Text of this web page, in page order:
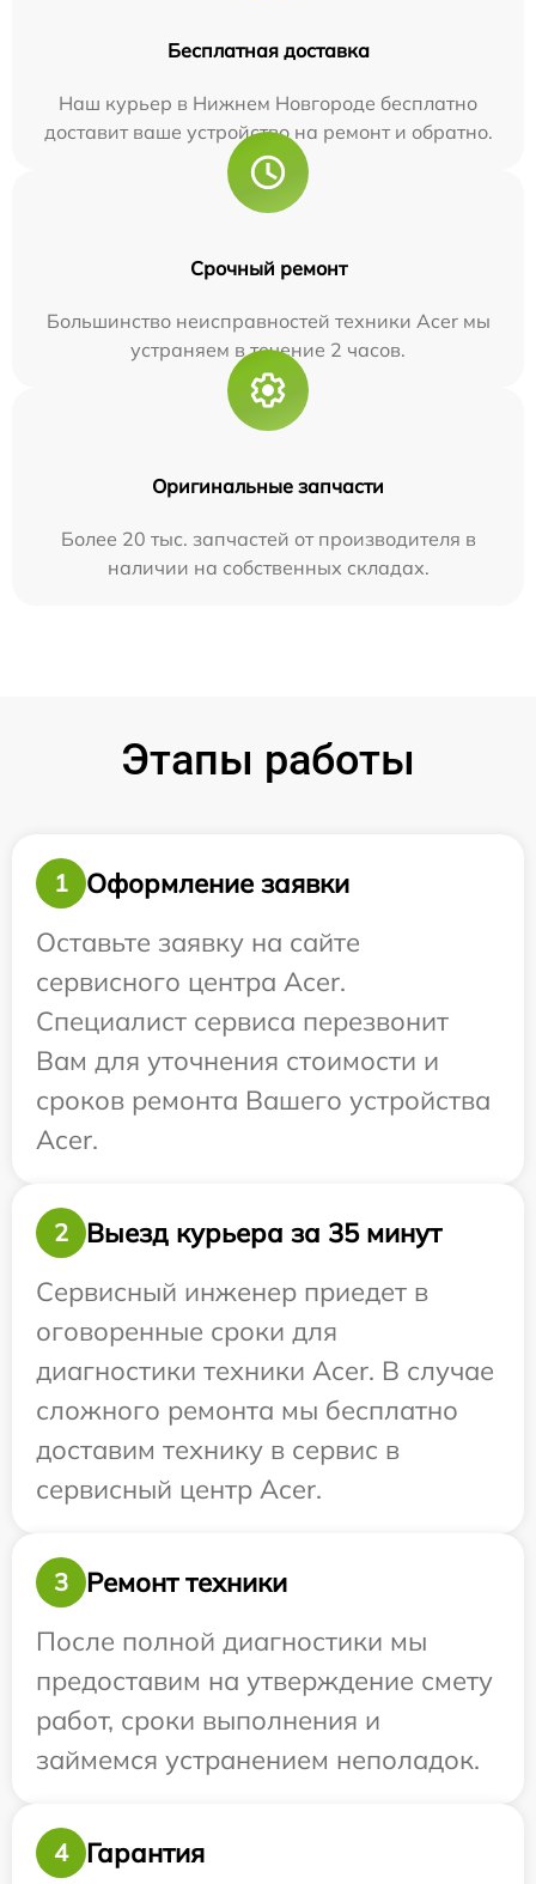
Бесплатная доставка
Наш курьер в Нижнем Новгороде бесплатно
доставит ваше устройство на ремонт и обратно.
Срочный ремонт
Большинство неисправностей техники Acer мы
устраняем в течение 2 часов.
Оригинальные запчасти
Более 20 тыс. запчастей от производителя в
наличии на собственных складах.
Этапы работы
1
Оформление заявки
Оставьте заявку на сайте
сервисного центра Acer.
Специалист сервиса перезвонит
Вам для уточнения стоимости и
сроков ремонта Вашего устройства
Acer.
2
Выезд курьера за 35 минут
Сервисный инженер приедет в
оговоренные сроки для
диагностики техники Acer. В случае
сложного ремонта мы бесплатно
доставим технику в сервис в
сервисный центр Acer.
3
Ремонт техники
После полной диагностики мы
предоставим на утверждение смету
работ, сроки выполнения и
займемся устранением неполадок.
4 Гарантия